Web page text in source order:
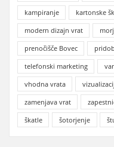
kampiranje
kartonske
modern dizajn vrat
prenočišče Bovec
telefonski marketing
vhodna vrata
zamenjava vrat
škatle
šotorjenje